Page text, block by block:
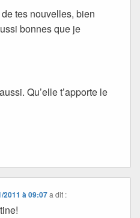
tes nouvelles, bien
bonnes que je
Qu’elle t’apporte le
2011 à 09:07 a dit :